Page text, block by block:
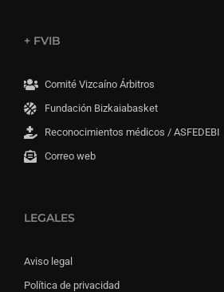
+ FVIB
Comité Vizcaíno Árbitros
Fundación Bizkaiabasket
Reconocimientos médicos / ASFEDEBI
Correo web
LEGALES
Aviso legal
Política de privacidad